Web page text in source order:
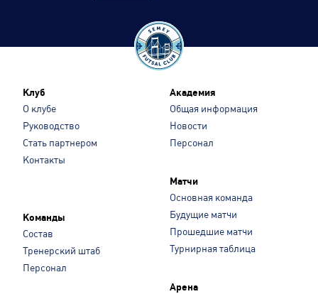
Клуб
О клубе
Руководство
Стать партнером
Контакты
Команды
Состав
Тренерский штаб
Персонал
Академия
Общая информация
Новости
Персонал
Матчи
Основная команда
Будущие матчи
Прошедшие матчи
Турнирная таблица
Арена